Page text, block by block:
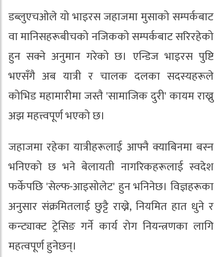
डब्लुएचओले यो भाइरस जहाजमा मुसाको सम्पर्कबाट
वा मानिसहरूबीचको नजिकको सम्पर्कबाट सरिरहेको
हुन सक्ने अनुमान गरेको छ। एन्डिज भाइरस पुष्टि
भएसँगै अब यात्री र चालक दलका सदस्यहरूले
कोभिड महामारीमा जस्तै 'सामाजिक दुरी' कायम राख्नु
अझ महत्त्वपूर्ण भएको छ।
जहाजमा रहेका यात्रीहरूलाई आफ्नै क्याबिनमा बस्न
भनिएको छ भने बेलायती नागरिकहरूलाई स्वदेश
फर्केपछि 'सेल्फ-आइसोलेट' हुन भनिनेछ। विज्ञहरूका
अनुसार संक्रमितलाई छुट्टै राख्ने, नियमित हात धुने र
कन्ट्याक्ट ट्रेसिङ गर्ने कार्य रोग नियन्त्रणका लागि
महत्वपूर्ण हुनेछन्।